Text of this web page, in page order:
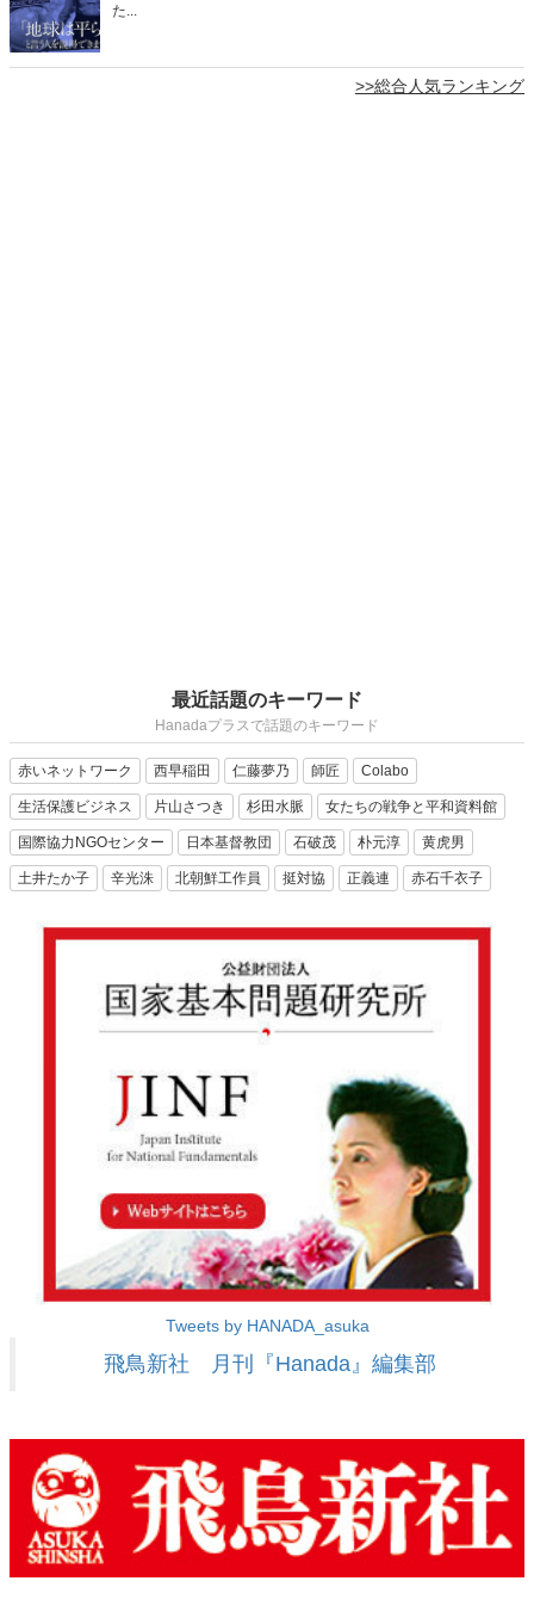
た...
>>総合人気ランキング
最近話題のキーワード
Hanadaプラスで話題のキーワード
赤いネットワーク 西早稲田 仁藤夢乃 師匠 Colabo
生活保護ビジネス 片山さつき 杉田水脈 女たちの戦争と平和資料館
国際協力NGOセンター 日本基督教団 石破茂 朴元淳 黄虎男
土井たか子 辛光洙 北朝鮮工作員 挺対協 正義連 赤石千衣子
Tweets by HANADA_asuka
飛鳥新社 月刊『Hanada』編集部